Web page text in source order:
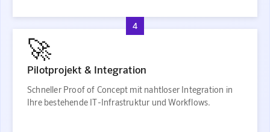
4
🚀
Pilotprojekt & Integration
Schneller Proof of Concept mit nahtloser Integration in
Ihre bestehende IT-Infrastruktur und Workflows.